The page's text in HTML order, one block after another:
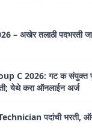
– अखेर तलाठी पदभरती
C 2026: गट क संयुक्त पूर्व
येथे करा ऑनलाईन अर्ज
पदांची भरती,